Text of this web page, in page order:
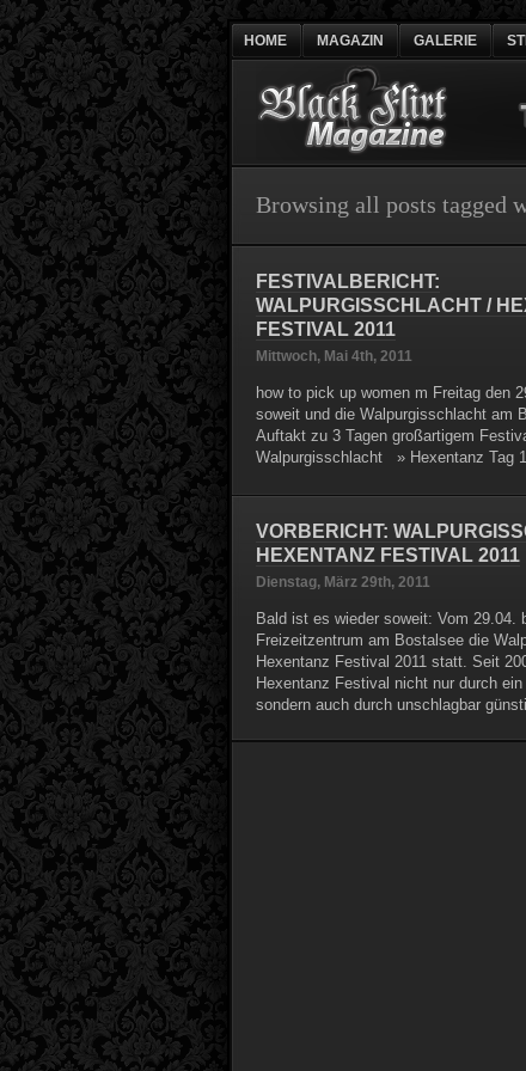
Browsing all posts tagged
FESTIVALBERICHT:
WALPURGISSCHLACHT /
FESTIVAL 2011
Mittwoch, Mai 4th, 2011
how to pick up women m Freitag den
soweit und die Walpurgisschlacht am
Auftakt zu 3 Tagen großartigem
Walpurgisschlacht » Hexentanz Tag
VORBERICHT:
HEXENTANZ FESTIVAL 2011
Dienstag, März 29th, 2011
Bald ist es wieder soweit: Vom 29.04.
Freizeitzentrum am Bostalsee die
Hexentanz Festival 2011 statt. Seit
Hexentanz Festival nicht nur durch ein
sondern auch durch unschlagbar
HOME MAGAZIN GALERIE